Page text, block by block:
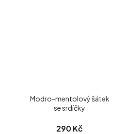
Modro-mentolový šátek
se srdíčky
290 Kč